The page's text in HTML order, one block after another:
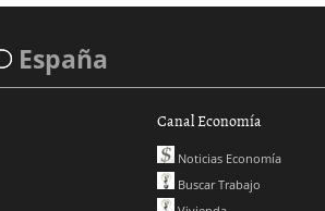
España
Canal Economía
Noticias Economía
Buscar Trabajo